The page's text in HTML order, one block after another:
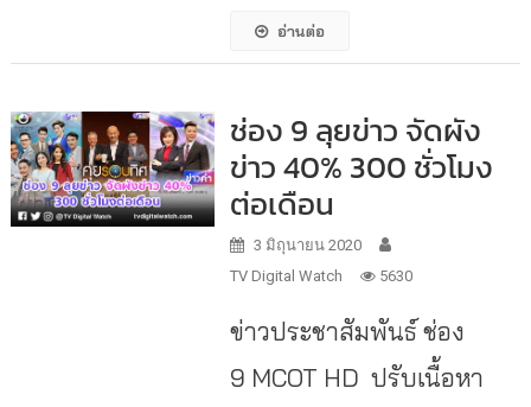
อ่านต่อ
ช่อง 9 ลุยข่าว จัดผัง
ข่าว 40% 300 ชั่วโมง
ต่อเดือน
3 มิถุนายน 2020
TV Digital Watch
5630
ข่าวประชาสัมพันธ์ ช่อง
9 MCOT HD ปรับเนื้อหา